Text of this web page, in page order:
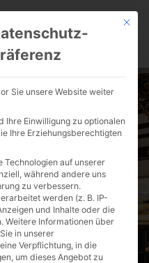
Mit
Sie unsere Website weiter
Ihre Einwilligung zu optionalen
Ihre Erziehungsberechtigten
auf unserer
während andere uns
zu verbessern.
werden (z. B. IP-
und Inhalte oder die
Weitere Informationen über
in unserer
Verpflichtung, in die
um dieses Angebot zu